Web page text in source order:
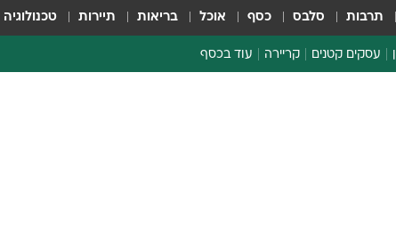
תרבות סלבס כסף אוכל בריאות תיירות טכנולוגיה
עסקים קטנים קריירה עוד בכסף